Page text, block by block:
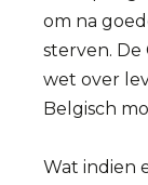
om na
sterven.
wet over
Belgisch
Wat indien